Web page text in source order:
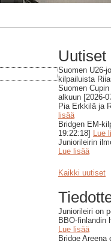
Uutiset
Suomen U26-
kilpailuista
Suomen
alkuun [2026-
Pia Erkkilä ja
lisää
Bridgen EM-
19:22:18] Lue
Juniorileirin
Lue lisää
Kaikki uutiset
Juniorileiri on
BBO-finlandin
Lue lisää
Bridge